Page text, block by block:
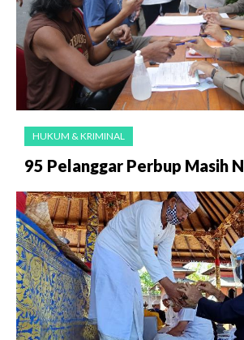
HUKUM & KRIMINAL
95 Pelanggar Perbup Masih